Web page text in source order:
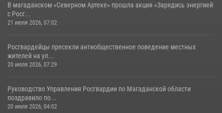
В магаданском «Северном Артеке» прошла акция «Зарядись энергией
с Росг...
21 июля 2026, 07:02
Росгвардейцы пресекли антиобщественное поведение местных
жителей на ул...
20 июля 2026, 07:29
Руководство Управления Росгвардии по Магаданской области
поздравило по...
20 июля 2026, 04:02